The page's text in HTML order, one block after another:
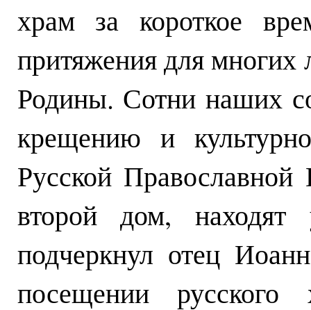
храм за короткое
притяжения для многих
Родины. Сотни наших
крещению и
Русской
второй дом,
подчеркнул отец
посещении